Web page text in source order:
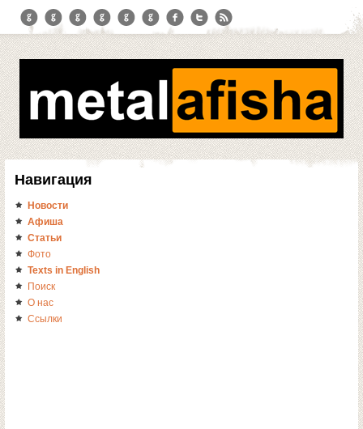
Навигация
Новости
Афиша
Статьи
Фото
Texts in English
Поиск
О нас
Ссылки